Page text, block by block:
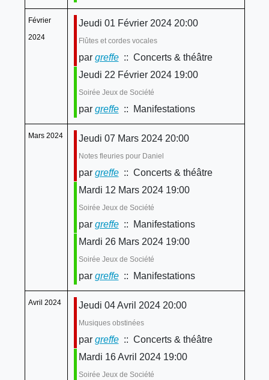
Février
2024
Jeudi 01 Février 2024 20:00
Flûtes et cordes vocales
par greffe:: Concerts & théâtre
Jeudi 22 Février 2024 19:00
Soirée Jeux de Société
par greffe:: Manifestations
Mars 2024 Jeudi 07 Mars 2024 20:00
Notes fleuries pour Daniel
par greffe:: Concerts & théâtre
Mardi 12 Mars 2024 19:00
Soirée Jeux de Société
par greffe:: Manifestations
Mardi 26 Mars 2024 19:00
Soirée Jeux de Société
par greffe:: Manifestations
Avril 2024 Jeudi 04 Avril 2024 20:00
Musiques obstinées
par greffe:: Concerts & théâtre
Mardi 16 Avril 2024 19:00
Soirée Jeux de Société